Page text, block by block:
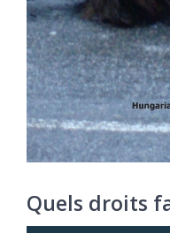
Quels droits